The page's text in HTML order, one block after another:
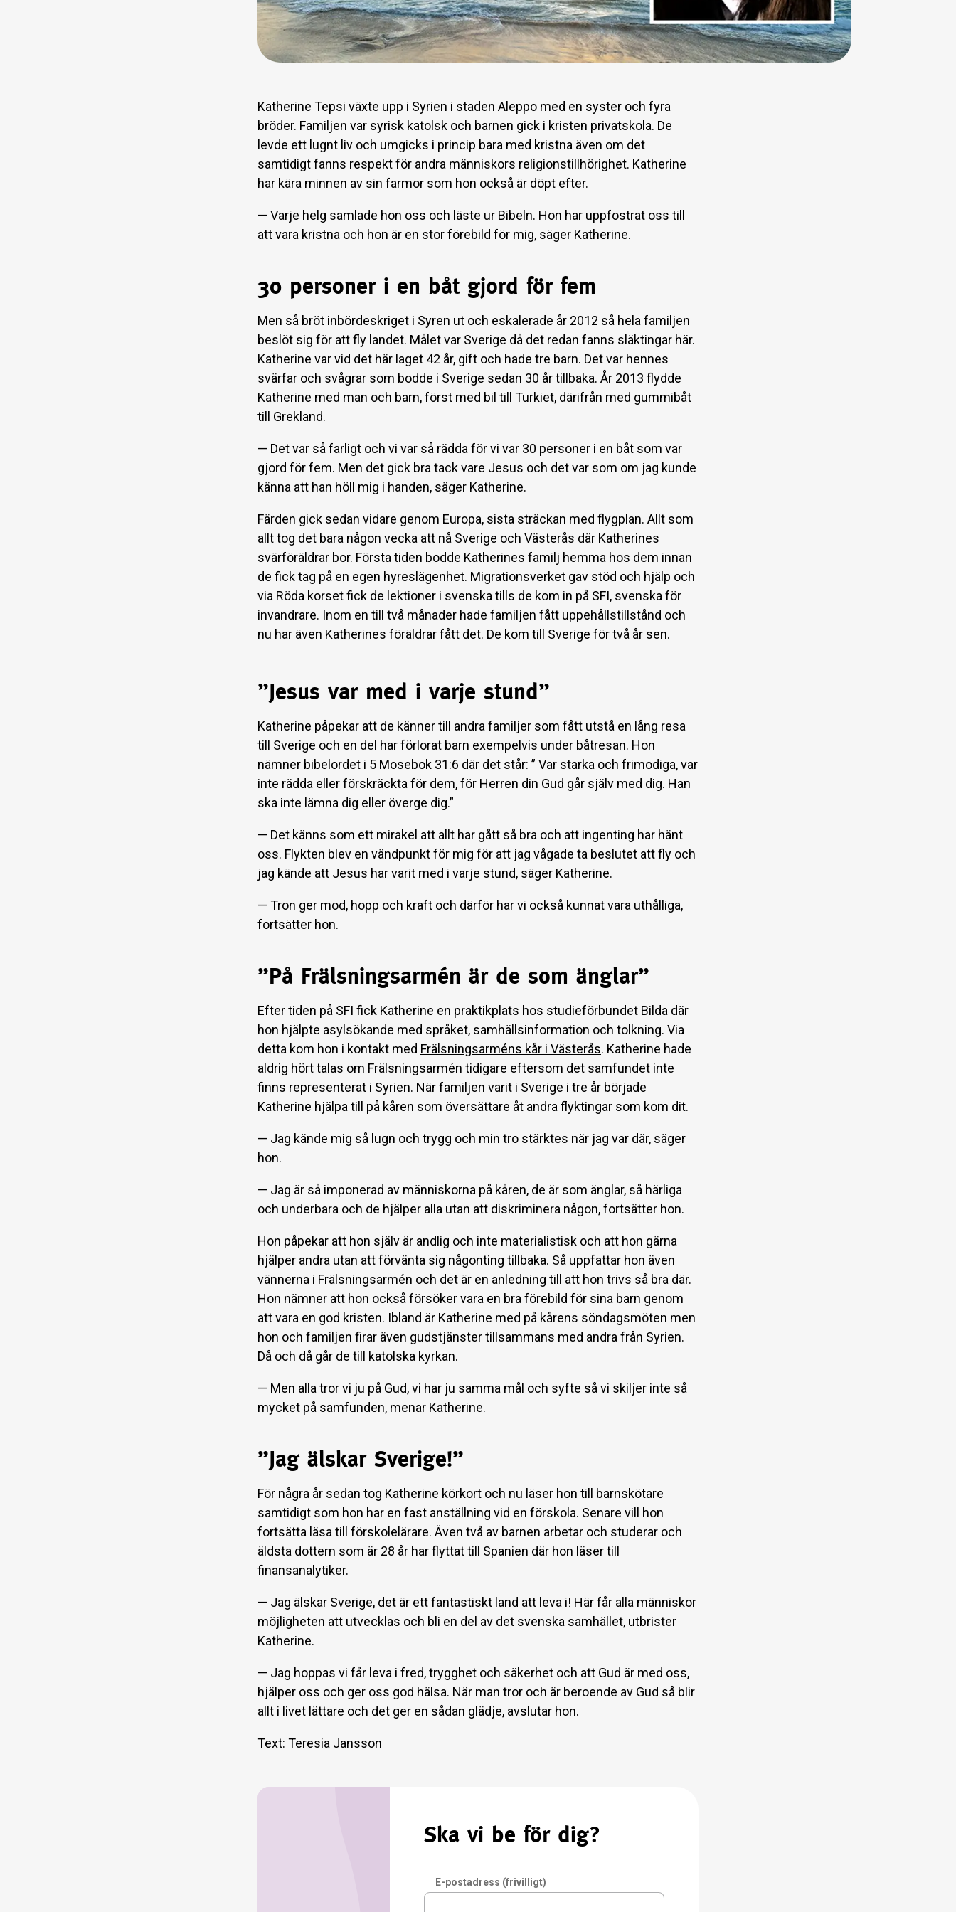
Katherine Tepsi växte upp i Syrien i staden Aleppo med en syster och fyra
bröder. Familjen var syrisk katolsk och barnen gick i kristen privatskola. De
levde ett lugnt liv och umgicks i princip bara med kristna även om det
samtidigt fanns respekt för andra människors religionstillhörighet. Katherine
har kära minnen av sin farmor som hon också är döpt efter.
— Varje helg samlade hon oss och läste ur Bibeln. Hon har uppfostrat oss till
att vara kristna och hon är en stor förebild för mig, säger Katherine.
30 personer i en båt gjord för fem
Men så bröt inbördeskriget i Syren ut och eskalerade år 2012 så hela familjen
beslöt sig för att fly landet. Målet var Sverige då det redan fanns släktingar här.
Katherine var vid det här laget 42 år, gift och hade tre barn. Det var hennes
svärfar och svågrar som bodde i Sverige sedan 30 år tillbaka. År 2013 flydde
Katherine med man och barn, först med bil till Turkiet, därifrån med gummibåt
till Grekland.
— Det var så farligt och vi var så rädda för vi var 30 personer i en båt som var
gjord för fem. Men det gick bra tack vare Jesus och det var som om jag kunde
känna att han höll mig i handen, säger Katherine.
Färden gick sedan vidare genom Europa, sista sträckan med flygplan. Allt som
allt tog det bara någon vecka att nå Sverige och Västerås där Katherines
svärföräldrar bor. Första tiden bodde Katherines familj hemma hos dem innan
de fick tag på en egen hyreslägenhet. Migrationsverket gav stöd och hjälp och
via Röda korset fick de lektioner i svenska tills de kom in på SFI, svenska för
invandrare. Inom en till två månader hade familjen fått uppehållstillstånd och
nu har även Katherines föräldrar fått det. De kom till Sverige för två år sen.
”Jesus var med i varje stund”
Katherine påpekar att de känner till andra familjer som fått utstå en lång resa
till Sverige och en del har förlorat barn exempelvis under båtresan. Hon
nämner bibelordet i 5 Mosebok 31:6 där det står: ” Var starka och frimodiga, var
inte rädda eller förskräckta för dem, för Herren din Gud går själv med dig. Han
ska inte lämna dig eller överge dig.”
— Det känns som ett mirakel att allt har gått så bra och att ingenting har hänt
oss. Flykten blev en vändpunkt för mig för att jag vågade ta beslutet att fly och
jag kände att Jesus har varit med i varje stund, säger Katherine.
— Tron ger mod, hopp och kraft och därför har vi också kunnat vara uthålliga,
fortsätter hon.
”På Frälsningsarmén är de som änglar”
Efter tiden på SFI fick Katherine en praktikplats hos studieförbundet Bilda där
hon hjälpte asylsökande med språket, samhällsinformation och tolkning. Via
detta kom hon i kontakt med Frälsningsarméns kår i Västerås. Katherine hade
aldrig hört talas om Frälsningsarmén tidigare eftersom det samfundet inte
finns representerat i Syrien. När familjen varit i Sverige i tre år började
Katherine hjälpa till på kåren som översättare åt andra flyktingar som kom dit.
— Jag kände mig så lugn och trygg och min tro stärktes när jag var där, säger
hon.
— Jag är så imponerad av människorna på kåren, de är som änglar, så härliga
och underbara och de hjälper alla utan att diskriminera någon, fortsätter hon.
Hon påpekar att hon själv är andlig och inte materialistisk och att hon gärna
hjälper andra utan att förvänta sig någonting tillbaka. Så uppfattar hon även
vännerna i Frälsningsarmén och det är en anledning till att hon trivs så bra där.
Hon nämner att hon också försöker vara en bra förebild för sina barn genom
att vara en god kristen. Ibland är Katherine med på kårens söndagsmöten men
hon och familjen firar även gudstjänster tillsammans med andra från Syrien.
Då och då går de till katolska kyrkan.
— Men alla tror vi ju på Gud, vi har ju samma mål och syfte så vi skiljer inte så
mycket på samfunden, menar Katherine.
”Jag älskar Sverige!”
För några år sedan tog Katherine körkort och nu läser hon till barnskötare
samtidigt som hon har en fast anställning vid en förskola. Senare vill hon
fortsätta läsa till förskolelärare. Även två av barnen arbetar och studerar och
äldsta dottern som är 28 år har flyttat till Spanien där hon läser till
finansanalytiker.
— Jag älskar Sverige, det är ett fantastiskt land att leva i! Här får alla människor
möjligheten att utvecklas och bli en del av det svenska samhället, utbrister
Katherine.
— Jag hoppas vi får leva i fred, trygghet och säkerhet och att Gud är med oss,
hjälper oss och ger oss god hälsa. När man tror och är beroende av Gud så blir
allt i livet lättare och det ger en sådan glädje, avslutar hon.
Text: Teresia Jansson
Ska vi be för dig?
E-postadress (frivilligt)